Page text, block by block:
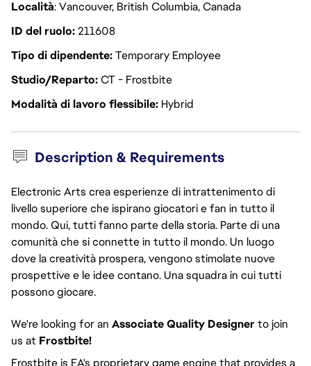
Località: Vancouver, British Columbia, Canada
ID del ruolo211608
Tipo di dipendenteTemporary Employee
Studio/RepartoCT - Frostbite
Modalità di lavoro flessibile Hybrid
Description & Requirements
Electronic Arts crea esperienze di intrattenimento di
livello superiore che ispirano giocatori e fan in tutto il
mondo. Qui, tutti fanno parte della storia. Parte di una
comunità che si connette in tutto il mondo. Un luogo
dove la creatività prospera, vengono stimolate nuove
prospettive e le idee contano. Una squadra in cui tutti
possono giocare.
We're looking for an Associate Quality Designerto join
us at Frostbite!
Frostbite is EA's proprietary game engine that provides a